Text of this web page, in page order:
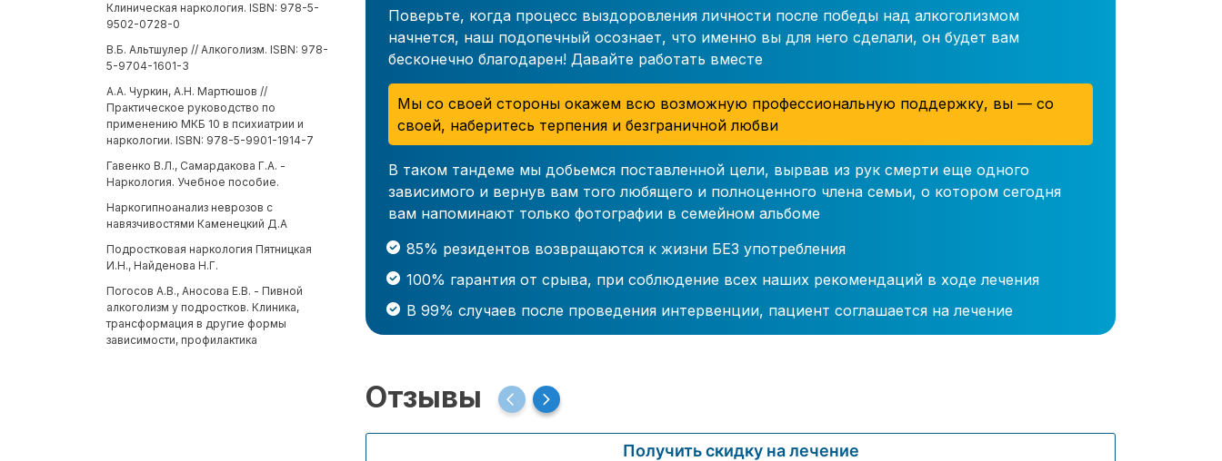
Клиническая наркология. ISBN: 978-5-
9502-0728-0
В.Б. Альтшулер // Алкоголизм. ISBN: 978-
5-9704-1601-3
А.А. Чуркин, А.Н. Мартюшов //
Практическое руководство по
применению МКБ 10 в психиатрии и
наркологии. ISBN: 978-5-9901-1914-7
Гавенко В.Л., Самардакова Г.А. -
Наркология. Учебное пособие.
Наркогипноанализ неврозов с
навязчивостями Каменецкий Д.А
Подростковая наркология Пятницкая
И.Н., Найденова Н.Г.
Погосов А.В., Аносова Е.В. - Пивной
алкоголизм у подростков. Клиника,
трансформация в другие формы
зависимости, профилактика
Поверьте, когда процесс выздоровления личности после победы над алкоголизмом
начнется, наш подопечный осознает, что именно вы для него сделали, он будет вам
бесконечно благодарен! Давайте работать вместе
Мы со своей стороны окажем всю возможную профессиональную поддержку, вы — со
своей, наберитесь терпения и безграничной любви
В таком тандеме мы добьемся поставленной цели, вырвав из рук смерти еще одного
зависимого и вернув вам того любящего и полноценного члена семьи, о котором сегодня
вам напоминают только фотографии в семейном альбоме
85% резидентов возвращаются к жизни БЕЗ употребления
100% гарантия от срыва, при соблюдение всех наших рекомендаций в ходе лечения
В 99% случаев после проведения интервенции, пациент соглашается на лечение
Отзывы
Получить скидку на лечение